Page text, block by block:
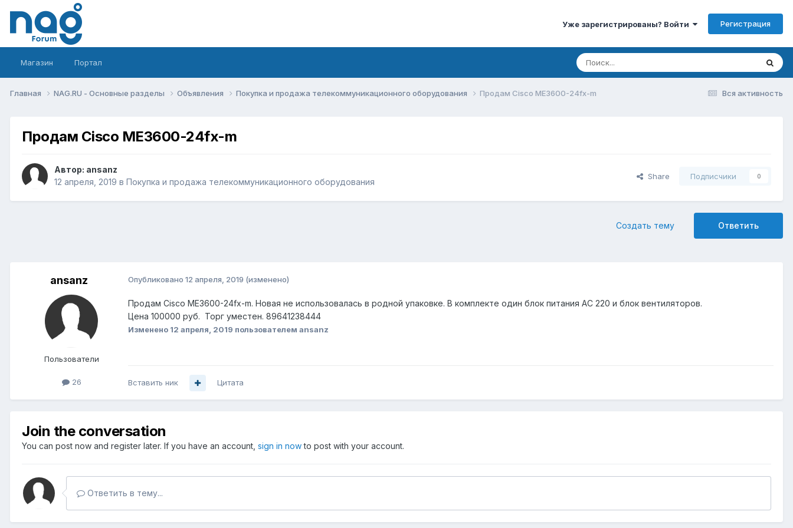
Уже зарегистрированы? Войти Регистрация
Магазин Портал
Вся активность
Главная NAG.RU - Основные разделы Объявления Покупка и продажа телекоммуникационного оборудования Продам Cisco ME3600-24fx-m
Продам Cisco ME3600-24fx-m
Автор: ansanz
12 апреля, 2019 в Покупка и продажа телекоммуникационного оборудования
Share Подписчики 0
Ответить
Создать тему
ansanz
Пользователи
26
Опубликовано 12 апреля, 2019 (изменено)
Продам Cisco ME3600-24fx-m. Новая не использовалась в родной упаковке. В комплекте один блок питания AC 220 и блок вентиляторов.
Цена 100000 руб. Торг уместен. 89641238444
Изменено 12 апреля, 2019 пользователем ansanz
Вставить ник Цитата
Join the conversation
You can post now and register later. If you have an account, sign in nowto post with your account.
Ответить в тему...